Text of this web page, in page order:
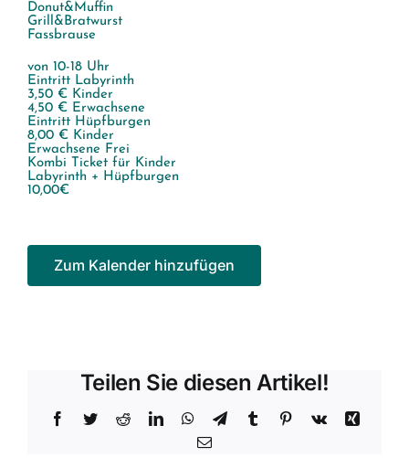
Donut&Muffin
Grill&Bratwurst
Fassbrause
von 10-18 Uhr
Eintritt Labyrinth
3,50 € Kinder
4,50 € Erwachsene
Eintritt Hüpfburgen
8,00 € Kinder
Erwachsene Frei
Kombi Ticket für Kinder
Labyrinth + Hüpfburgen
10,00€
Zum Kalender hinzufügen
Teilen Sie diesen Artikel!
Facebook
TwitterRedditLinkedInWhatsApp
TelegramTumblrPinterest
Vk
Xing
E-